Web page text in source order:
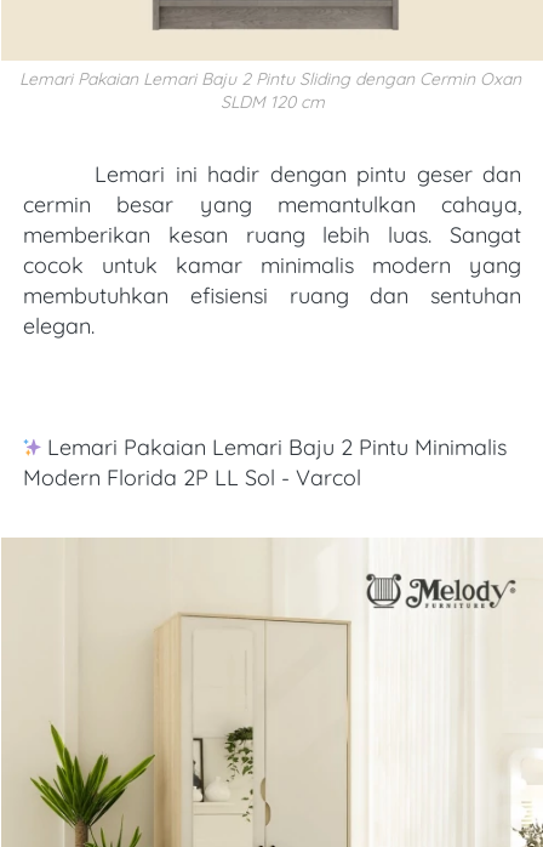
Lemari Pakaian Lemari Baju 2 Pintu Sliding dengan Cermin Oxan
SLDM 120 cm
cermin besar yang memantulkan cahaya,
memberikan kesan ruang lebih luas. Sangat
cocok untuk kamar minimalis modern yang
membutuhkan efisiensi ruang dan sentuhan
elegan.
Lemari Pakaian Lemari Baju 2 Pintu Minimalis
Modern Florida 2P LL Sol - Varcol